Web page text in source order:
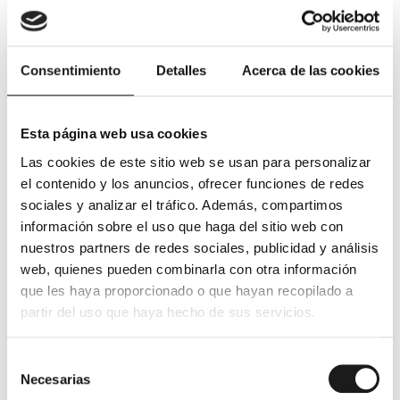
Consentimiento Detalles Acerca de las cookies
Esta página web usa cookies
Las cookies de este sitio web se usan para personalizar
el contenido y los anuncios, ofrecer funciones de redes
sociales y analizar el tráfico. Además, compartimos
información sobre el uso que haga del sitio web con
nuestros partners de redes sociales, publicidad y análisis
web, quienes pueden combinarla con otra información
que les haya proporcionado o que hayan recopilado a
partir del uso que haya hecho de sus servicios.
Necesarias
por aceptar la herencia a beneficio de inventario. Este
derecho, estipulado en el artículo 1010 del Código Civil,
permiteaceptar la herencia sin que tu patrimonio
de los bienes activos.
¿Cómo Saber Si una Herencia
Tiene Deudas?
Si tienes dudas sobre las deudas del fallecido, la opción
más prudente puede ser rechazar la herencia para evitar
posibles perjuicios financieros. Además, buscar la
ayuda de un abogado especializado en Derecho de
Familia es muy recomendable.
asesoramiento detallado durante el proceso de